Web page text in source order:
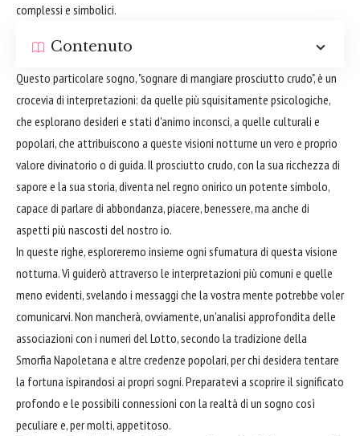
complessi e simbolici.
Contenuto
Questo particolare sogno, "sognare di mangiare prosciutto crudo", è un
crocevia di interpretazioni: da quelle più squisitamente psicologiche,
che esplorano desideri e stati d'animo inconsci, a quelle culturali e
popolari, che attribuiscono a queste visioni notturne un vero e proprio
valore divinatorio o di guida. Il prosciutto crudo, con la sua ricchezza di
sapore e la sua storia, diventa nel regno onirico un potente simbolo,
capace di parlare di abbondanza, piacere, benessere, ma anche di
aspetti più nascosti del nostro io.
In queste righe, esploreremo insieme ogni sfumatura di questa visione
notturna. Vi guiderò attraverso le interpretazioni più comuni e quelle
meno evidenti, svelando i messaggi che la vostra mente potrebbe voler
comunicarvi. Non mancherà, ovviamente, un'analisi approfondita delle
associazioni con i numeri del Lotto, secondo la tradizione della
Smorfia Napoletana e altre credenze popolari, per chi desidera tentare
la fortuna ispirandosi ai propri sogni. Preparatevi a scoprire il significato
profondo e le possibili connessioni con la realtà di un sogno così
peculiare e, per molti, appetitoso.